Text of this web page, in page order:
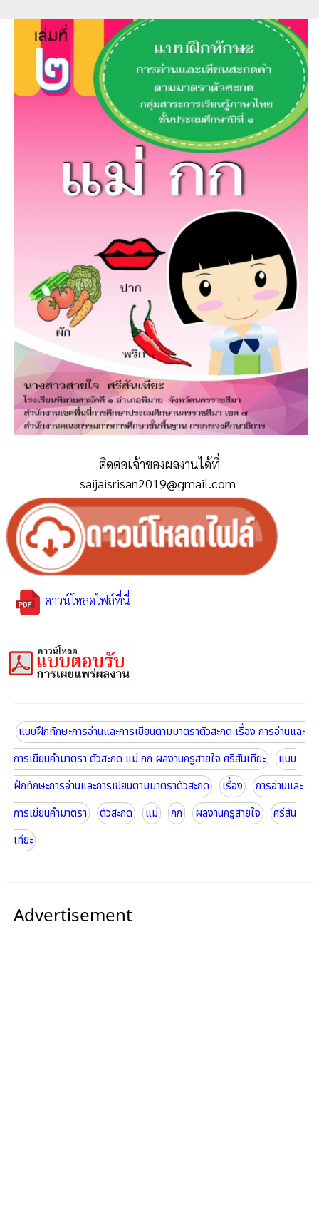
ติดต่อเจ้าของผลงานได้ที่
saijaisrisan2019@gmail.com
ดาวน์โหลดไฟล์ที่นี่
แบบฝึกทักษะการอ่านและการเขียนตามมาตราตัวสะกด เรื่อง การอ่านและ
การเขียนคำมาตรา ตัวสะกด แม่ กก ผลงานครูสายใจ ศรีสันเทียะ
แบบ
ฝึกทักษะการอ่านและการเขียนตามมาตราตัวสะกด
เรื่อง
การอ่านและ
การเขียนคำมาตรา
ตัวสะกด แม่ กก ผลงานครูสายใจ
ศรีสัน
เทียะ
Advertisement